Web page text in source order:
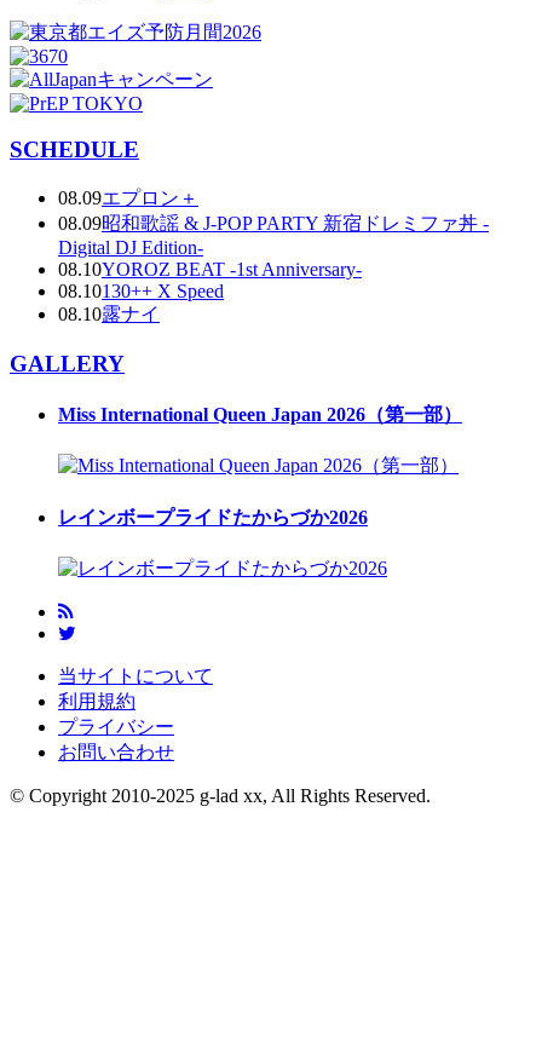
SCHEDULE
08.09エプロン＋
08.09昭和歌謡 & J-POP PARTY 新宿ドレミファ丼 -
Digital DJ Edition-
08.10YOROZ BEAT -1st Anniversary-
08.10130++ X Speed
08.10露ナイ
GALLERY
Miss International Queen Japan 2026（第一部）
レインボープライドたからづか2026
当サイトについて
利用規約
プライバシー
お問い合わせ
© Copyright 2010-2025 g-lad xx, All Rights Reserved.